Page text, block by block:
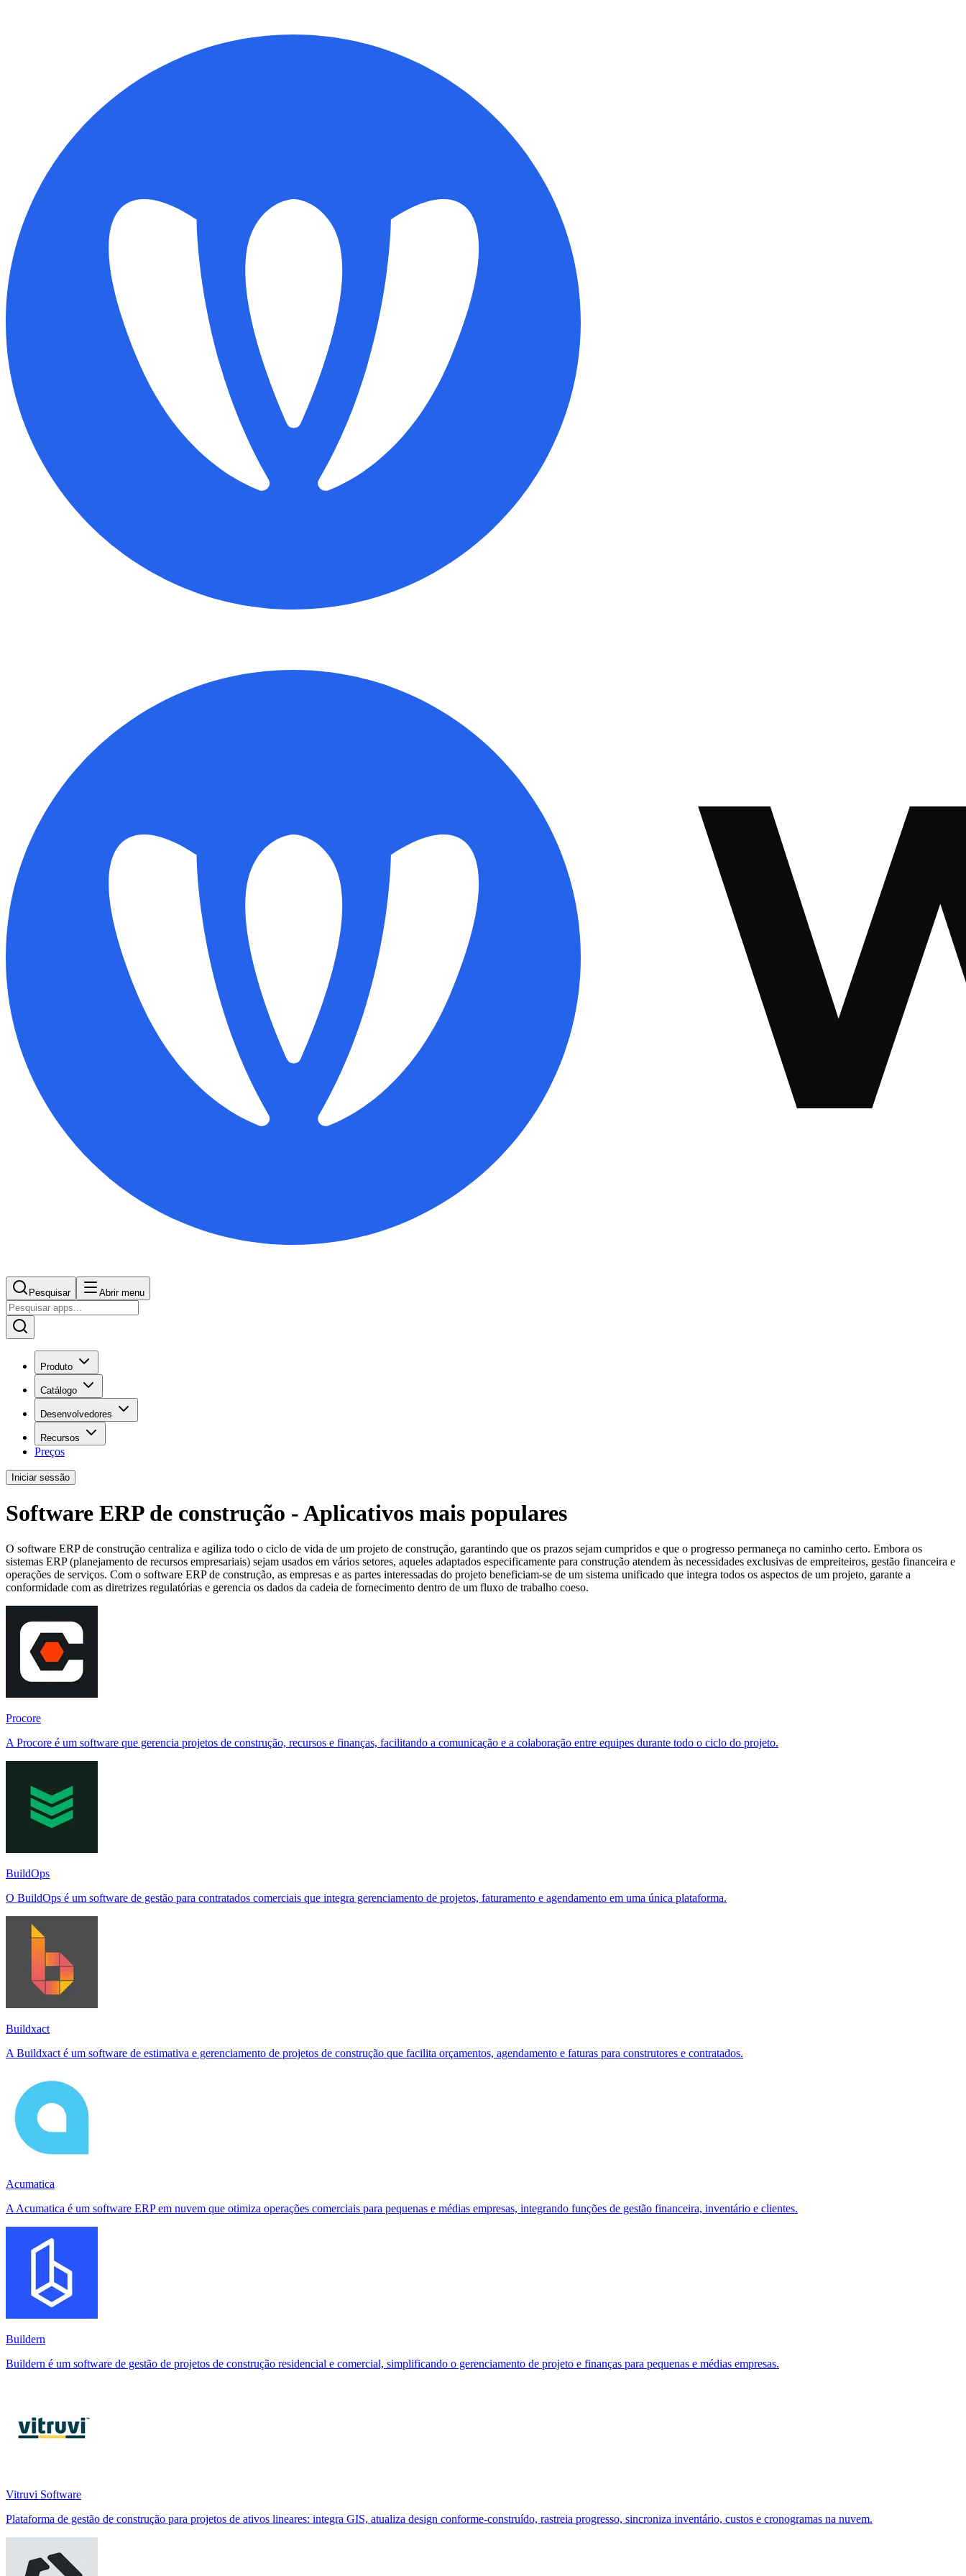
Pesquisar Abrir menu
Produto
Catálogo
Desenvolvedores
Recursos
Preços
Iniciar sessão
Software ERP de construção - Aplicativos mais populares
O software ERP de construção centraliza e agiliza todo o ciclo de vida de um projeto de construção, garantindo que os prazos sejam cumpridos e que o progresso permaneça no caminho certo. Embora os
sistemas ERP (planejamento de recursos empresariais) sejam usados ​​em vários setores, aqueles adaptados especificamente para construção atendem às necessidades exclusivas de empreiteiros, gestão financeira e
operações de serviços. Com o software ERP de construção, as empresas e as partes interessadas do projeto beneficiam-se de um sistema unificado que integra todos os aspectos de um projeto, garante a
conformidade com as diretrizes regulatórias e gerencia os dados da cadeia de fornecimento dentro de um fluxo de trabalho coeso.
Procore
A Procore é um software que gerencia projetos de construção, recursos e finanças, facilitando a comunicação e a colaboração entre equipes durante todo o ciclo do projeto.
BuildOps
O BuildOps é um software de gestão para contratados comerciais que integra gerenciamento de projetos, faturamento e agendamento em uma única plataforma.
Buildxact
A Buildxact é um software de estimativa e gerenciamento de projetos de construção que facilita orçamentos, agendamento e faturas para construtores e contratados.
Acumatica
A Acumatica é um software ERP em nuvem que otimiza operações comerciais para pequenas e médias empresas, integrando funções de gestão financeira, inventário e clientes.
Buildern
Buildern é um software de gestão de projetos de construção residencial e comercial, simplificando o gerenciamento de projeto e finanças para pequenas e médias empresas.
Vitruvi Software
Plataforma de gestão de construção para projetos de ativos lineares: integra GIS, atualiza design conforme‑construído, rastreia progresso, sincroniza inventário, custos e cronogramas na nuvem.